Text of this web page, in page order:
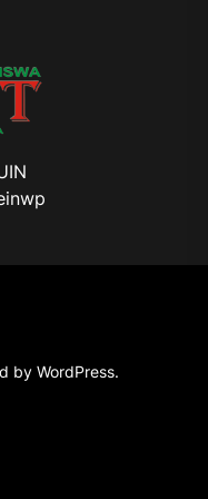
by WordPress.